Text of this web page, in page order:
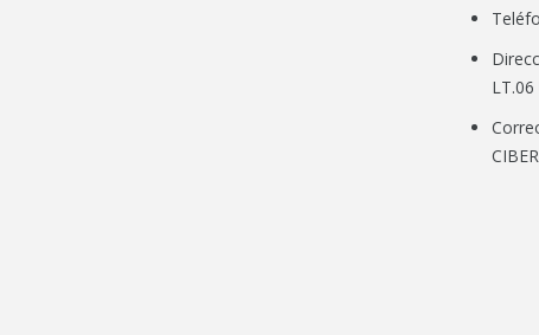
LT.06